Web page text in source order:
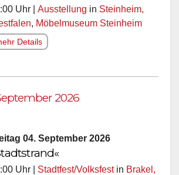
Uhr | Ausstellung in Steinheim,
, Möbelmuseum Steinheim
Details
2026
04. September 2026
Uhr | Stadtfest/Volksfestin Brakel,